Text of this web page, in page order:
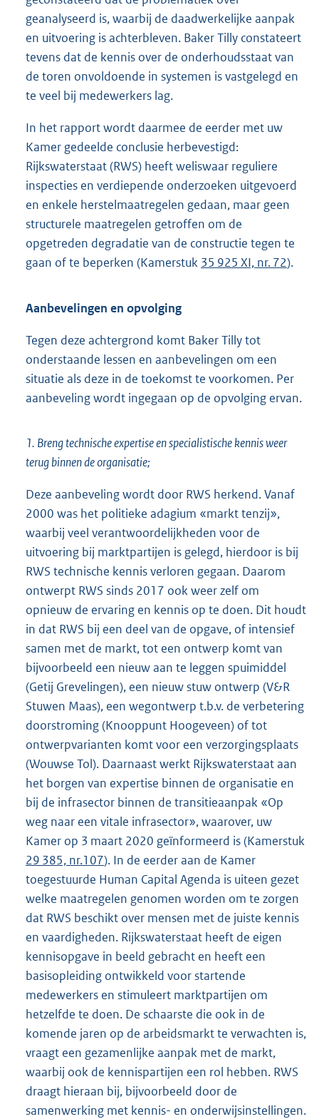
geanalyseerd is, waarbij de daadwerkelijke aanpak
en uitvoering is achterbleven. Baker Tilly constateert
tevens dat de kennis over de onderhoudsstaat van
de toren onvoldoende in systemen is vastgelegd en
te veel bij medewerkers lag.
In het rapport wordt daarmee de eerder met uw
Kamer gedeelde conclusie herbevestigd:
Rijkswaterstaat (RWS) heeft weliswaar reguliere
inspecties en verdiepende onderzoeken uitgevoerd
en enkele herstelmaatregelen gedaan, maar geen
structurele maatregelen getroffen om de
opgetreden degradatie van de constructie tegen te
gaan of te beperken (Kamerstuk 35 925 XI, nr. 72).
Aanbevelingen en opvolging
Tegen deze achtergrond komt Baker Tilly tot
onderstaande lessen en aanbevelingen om een
situatie als deze in de toekomst te voorkomen. Per
aanbeveling wordt ingegaan op de opvolging ervan.
1. Breng technische expertise en specialistische kennis weer
terug binnen de organisatie;
Deze aanbeveling wordt door RWS herkend. Vanaf
2000 was het politieke adagium «markt tenzij»,
waarbij veel verantwoordelijkheden voor de
uitvoering bij marktpartijen is gelegd, hierdoor is bij
RWS technische kennis verloren gegaan. Daarom
ontwerpt RWS sinds 2017 ook weer zelf om
opnieuw de ervaring en kennis op te doen. Dit houdt
in dat RWS bij een deel van de opgave, of intensief
samen met de markt, tot een ontwerp komt van
bijvoorbeeld een nieuw aan te leggen spuimiddel
(Getij Grevelingen), een nieuw stuw ontwerp (V&R
Stuwen Maas), een wegontwerp t.b.v. de verbetering
doorstroming (Knooppunt Hoogeveen) of tot
ontwerpvarianten komt voor een verzorgingsplaats
(Wouwse Tol). Daarnaast werkt Rijkswaterstaat aan
het borgen van expertise binnen de organisatie en
bij de infrasector binnen de transitieaanpak «Op
weg naar een vitale infrasector», waarover, uw
Kamer op 3 maart 2020 geïnformeerd is (Kamerstuk
29 385, nr.107). In de eerder aan de Kamer
toegestuurde Human Capital Agenda is uiteen gezet
welke maatregelen genomen worden om te zorgen
dat RWS beschikt over mensen met de juiste kennis
en vaardigheden. Rijkswaterstaat heeft de eigen
kennisopgave in beeld gebracht en heeft een
basisopleiding ontwikkeld voor startende
medewerkers en stimuleert marktpartijen om
hetzelfde te doen. De schaarste die ook in de
komende jaren op de arbeidsmarkt te verwachten is,
vraagt een gezamenlijke aanpak met de markt,
waarbij ook de kennispartijen een rol hebben. RWS
draagt hieraan bij, bijvoorbeeld door de
samenwerking met kennis- en onderwijsinstellingen.